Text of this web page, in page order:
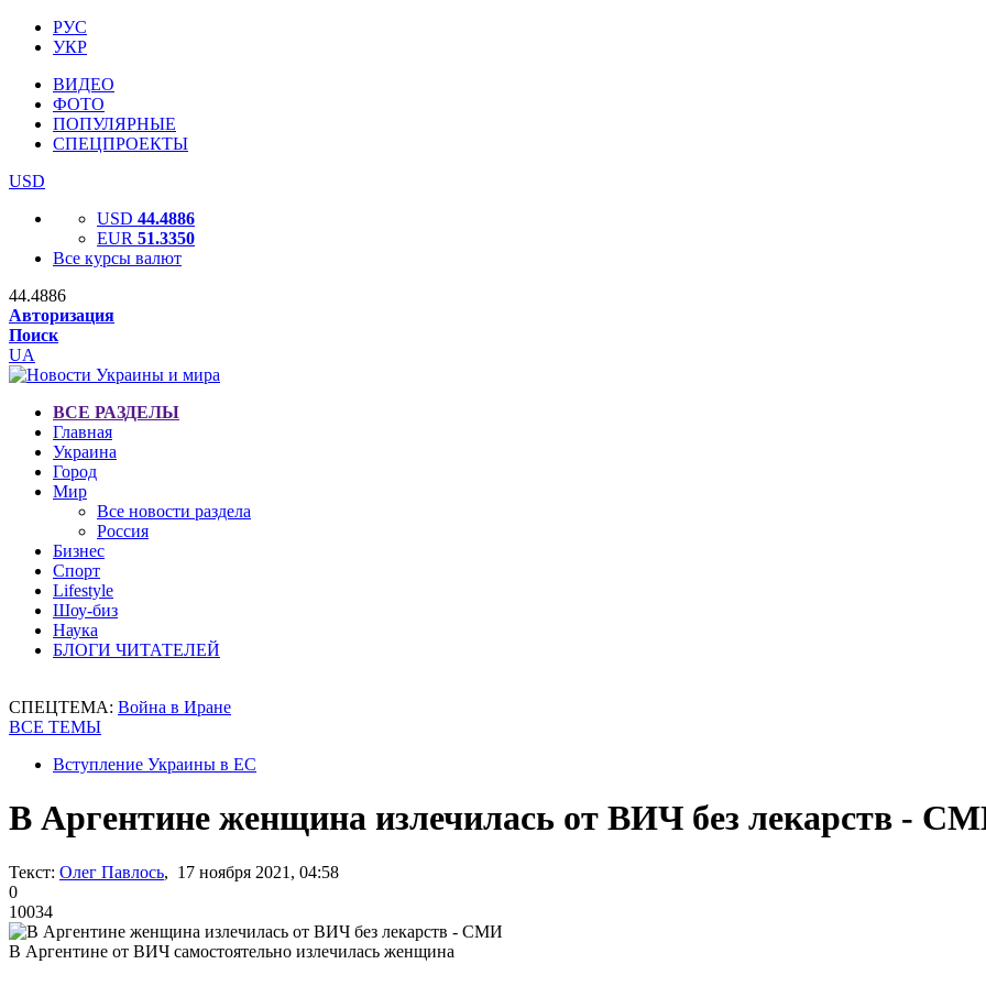
РУС
УКР
ВИДЕО
ФОТО
ПОПУЛЯРНЫЕ
СПЕЦПРОЕКТЫ
USD
USD 44.4886
EUR 51.3350
Все курсы валют
44.4886
Авторизация
Поиск
UA
ВСЕ РАЗДЕЛЫ
Главная
Украина
Город
Мир
Все новости раздела
Россия
Бизнес
Спорт
Lifestyle
Шоу-биз
Наука
БЛОГИ ЧИТАТЕЛЕЙ
СПЕЦТЕМА: Война в Иране
ВСЕ ТЕМЫ
Вступление Украины в ЕС
В Аргентине женщина излечилась от ВИЧ без лекарств -
Текст: Олег Павлось, 17 ноября 2021, 04:58
0
10034
В Аргентине от ВИЧ самостоятельно излечилась женщина